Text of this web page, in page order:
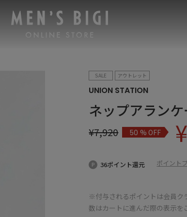
SALE アウトレット
UNION STATION
ネップアラン
¥7,920 50% OFF ¥
36ポイント還元 ポイント
※付与されるポイントは会員ク
数はカートに進んだ際の表示を